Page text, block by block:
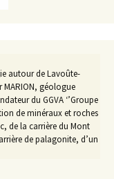
autour de Lavoûte-
MARION, géologue
du GGVA ‘’Groupe
de minéraux et roches
de la carrière du Mont
de palagonite, d’un